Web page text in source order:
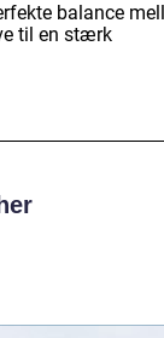
balance
til en stærk